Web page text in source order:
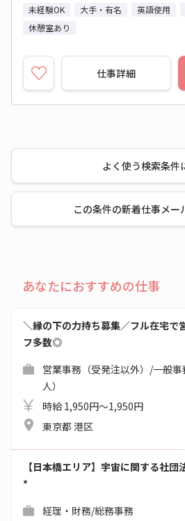
未経験OK 大手・有名 英語使用
休憩室あり
仕事詳細
よく使う検索条件
この条件の新着仕事メー
あなたにおすすめの仕事
＼縁の下の力持ち募集／フル在宅
フ多数◎
営業事務（受発注以外）/一般
人）
時給 1,950円～1,950円
東京都 港区
【日本橋エリア】宇宙に関する社
*
経理・財務/総務事務